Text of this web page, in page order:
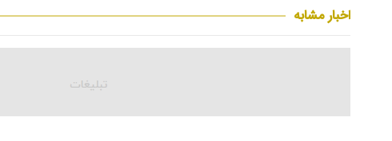
اخبار مشابه